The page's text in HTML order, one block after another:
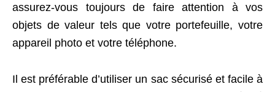
assurez-vous toujours de faire attention à vos
objets de valeur tels que votre portefeuille, votre
appareil photo et votre téléphone.
Il est préférable d’utiliser un sac sécurisé et facile à